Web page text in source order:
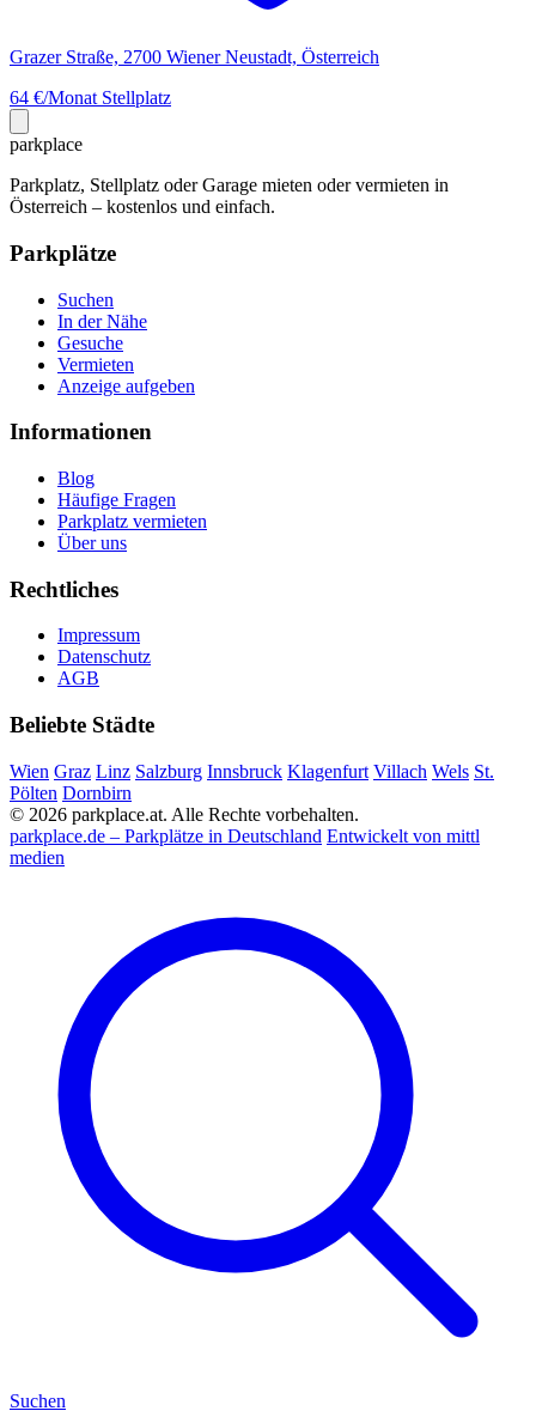
Grazer Straße, 2700 Wiener Neustadt, Österreich
64 €/Monat Stellplatz
parkplace
Parkplatz, Stellplatz oder Garage mieten oder vermieten in
Österreich – kostenlos und einfach.
Parkplätze
Suchen
In der Nähe
Gesuche
Vermieten
Anzeige aufgeben
Informationen
Blog
Häufige Fragen
Parkplatz vermieten
Über uns
Rechtliches
Impressum
Datenschutz
AGB
Beliebte Städte
Wien Graz Linz Salzburg Innsbruck Klagenfurt Villach Wels St.
Pölten Dornbirn
© 2026 parkplace.at. Alle Rechte vorbehalten.
parkplace.de – Parkplätze in Deutschland Entwickelt von mittl
medien
Suchen